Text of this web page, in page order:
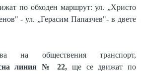
по обходен маршрут: ул. „Христо
- ул. „Герасим Папазчев"- в двете
на обществения транспорт,
линия № 22, ще се движат по